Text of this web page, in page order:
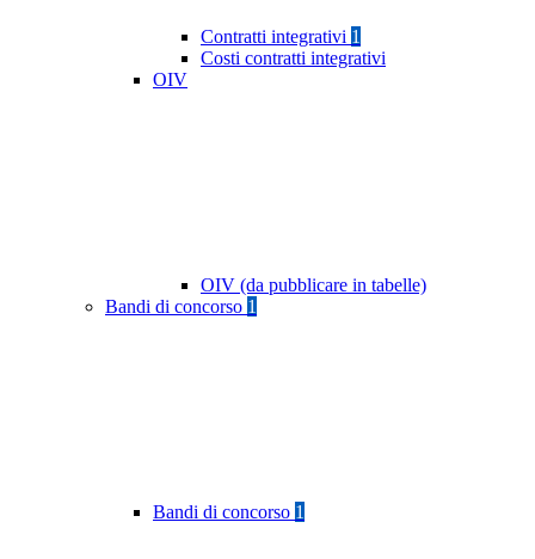
Contratti integrativi 1
Costi contratti integrativi
OIV
OIV (da pubblicare in tabelle)
Bandi di concorso 1
Bandi di concorso 1